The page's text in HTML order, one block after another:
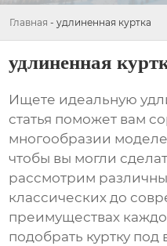
Главная - удлиненная куртка
удлиненная
Ищете идеальную
статья поможет вам
многообразии
чтобы вы могли
рассмотрим
классических до
преимуществах
подобрать куртку